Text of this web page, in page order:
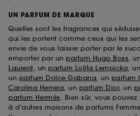
UN PARFUM DE MARQUE
Quelles sont les fragrances qui
qui les portent comme ceux qui les
envie de vous laisser porter par le
emporter par un parfum Hugo Boss,
Laurent, un parfum Lolita Lempicka, un
un parfum Dolce Gabana, un parfum
Carolina Herrera, un parfum Dior, un
parfum Hermès. Bien sûr, vous
à d’autres maisons de parfums